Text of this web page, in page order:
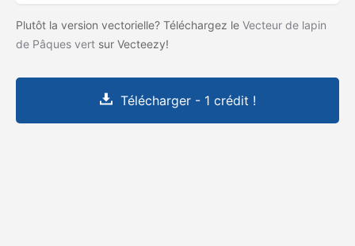
Plutôt la version vectorielle? Téléchargez le Vecteur de lapin
de Pâques vert sur Vecteezy!
Télécharger - 1 crédit !